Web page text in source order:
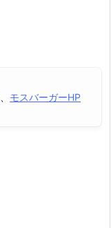
モスバーガーHP